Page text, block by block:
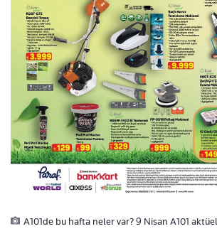
A101de bu hafta neler var? 9 Nisan A101